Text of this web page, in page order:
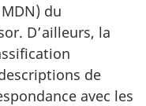
du
D’ailleurs, la
de
avec les